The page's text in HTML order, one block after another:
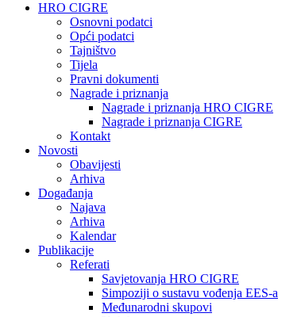
HRO CIGRE
Osnovni podatci​
Opći podatci
Tajništvo
Tijela
Pravni dokumenti
Nagrade i priznanja
Nagrade i priznanja HRO CIGRE
Nagrade i priznanja CIGRE
Kontakt
Novosti
Obavijesti
Arhiva
Događanja
Najava
Arhiva
Kalendar
Publikacije
Referati
Savjetovanja HRO CIGRE
Simpoziji o sustavu vođenja EES-a
Međunarodni skupovi